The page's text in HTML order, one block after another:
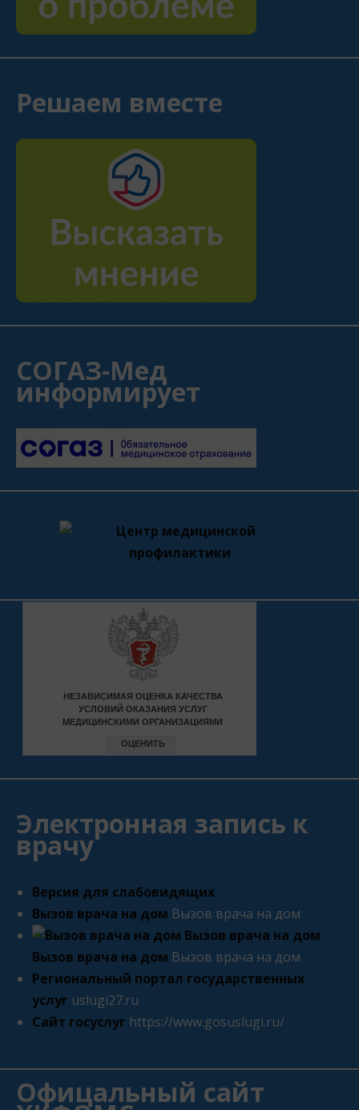
Решаем вместе
СОГАЗ-Мед
информирует
Электронная запись к
врачу
Версия для слабовидящих
Вызов врача на дом Вызов врача на дом
Вызов врача на дом Вызов врача на дом
Региональный портал государственных
услуг uslugi27.ru
Сайт госуслуг https://www.gosuslugi.ru/
Офицальный сайт